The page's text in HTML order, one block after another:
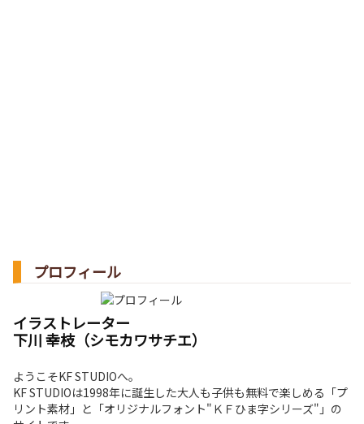
プロフィール
イラストレーター
下川 幸枝（シモカワサチエ）
ようこそKF STUDIOへ。
KF STUDIOは1998年に誕生した大人も子供も無料で楽しめる「プ
リント素材」と「オリジナルフォント"ＫＦひま字シリーズ"」の